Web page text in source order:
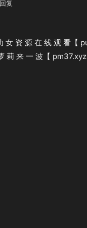
回复
女 资 源 在 线 观 看【
莉 来 一 波【 pm37.xyz